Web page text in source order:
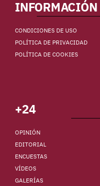
INFORMACIÓN
CONDICIONES DE USO
POLÍTICA DE PRIVACIDAD
POLÍTICA DE COOKIES
+24
OPINIÓN
EDITORIAL
ENCUESTAS
VÍDEOS
GALERÍAS